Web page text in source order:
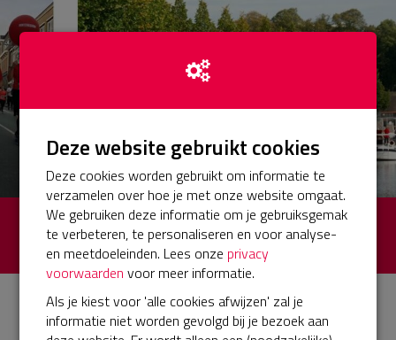
€ 0Opgehaald
van totaal € 100 (0%)
Een keer de 40 van Breda lopen
Deze website gebruikt cookies
Deze cookies worden gebruikt om informatie te
verzamelen over hoe je met onze website omgaat.
We gebruiken deze informatie om je gebruiksgemak
te verbeteren, te personaliseren en voor analyse-
en meetdoeleinden. Lees onze privacy
voorwaarden voor meer informatie.
Als je kiest voor 'alle cookies afwijzen' zal je
informatie niet worden gevolgd bij je bezoek aan